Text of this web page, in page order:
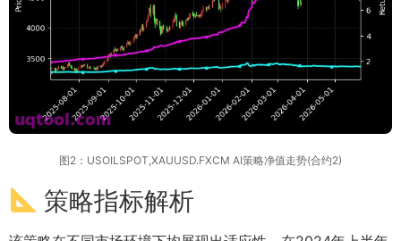
图2：USOILSPOT,XAUUSD.FXCM AI策略净值走势(合约2)
策略指标解析